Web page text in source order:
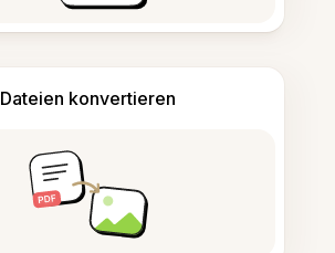
Dateien konvertieren